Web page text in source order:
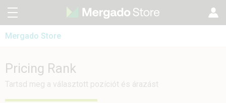
Mergado Store
Pricing Rank
CZ
PL
Mergado Audit
Pricing Rank
Tartsd meg a választott pozíciót és árazást